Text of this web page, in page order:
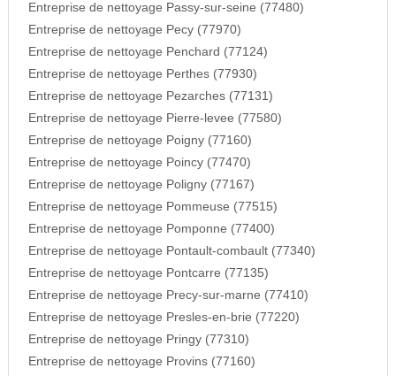
Entreprise de nettoyage Passy-sur-seine (77480)
Entreprise de nettoyage Pecy (77970)
Entreprise de nettoyage Penchard (77124)
Entreprise de nettoyage Perthes (77930)
Entreprise de nettoyage Pezarches (77131)
Entreprise de nettoyage Pierre-levee (77580)
Entreprise de nettoyage Poigny (77160)
Entreprise de nettoyage Poincy (77470)
Entreprise de nettoyage Poligny (77167)
Entreprise de nettoyage Pommeuse (77515)
Entreprise de nettoyage Pomponne (77400)
Entreprise de nettoyage Pontault-combault (77340)
Entreprise de nettoyage Pontcarre (77135)
Entreprise de nettoyage Precy-sur-marne (77410)
Entreprise de nettoyage Presles-en-brie (77220)
Entreprise de nettoyage Pringy (77310)
Entreprise de nettoyage Provins (77160)